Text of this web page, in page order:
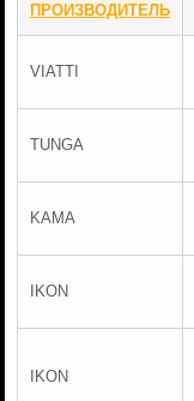
ПРОИЗВОДИТЕЛЬ
VIATTI
TUNGA
KAMA
IKON
IKON